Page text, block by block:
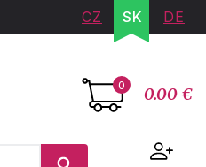
CZ SK DE
0 0.00 €